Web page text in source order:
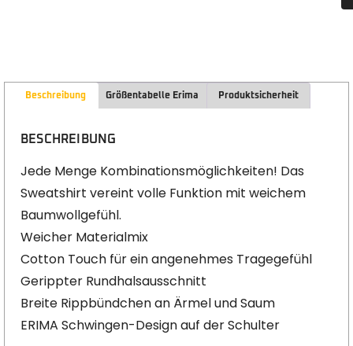
Beschreibung Größentabelle Erima Produktsicherheit
BESCHREIBUNG
Jede Menge Kombinationsmöglichkeiten! Das
Sweatshirt vereint volle Funktion mit weichem
Baumwollgefühl.
Weicher Materialmix
Cotton Touch für ein angenehmes Tragegefühl
Gerippter Rundhalsausschnitt
Breite Rippbündchen an Ärmel und Saum
ERIMA Schwingen-Design auf der Schulter